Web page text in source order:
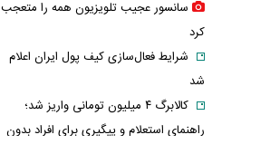
سانسور عجیب تلویزیون همه را متعجب
کرد
شرایط فعال‌سازی کیف پول ایران اعلام
شد
کالابرگ ۴ میلیون تومانی واریز شد؛
راهنمای استعلام و پیگیری برای افراد بدون